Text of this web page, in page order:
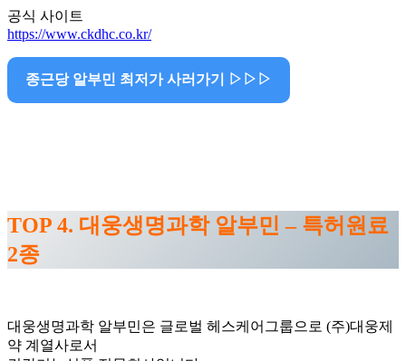
공식 사이트
https://www.ckdhc.co.kr/
종근당 알부민 최저가 사러가기 ▷▷▷
TOP 4. 대웅생명과학 알부민 – 특허원료
2종
대웅생명과학 알부민은 글로벌 헤스케어그룹으로 (주)대웅제
약 계열사로서